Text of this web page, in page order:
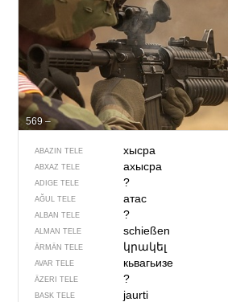
569 –
ABAZIN TELE хысра
ABXAZ TELE ахысра
ADIGE TELE ?
AĞUL TELE атас
ALBAN TELE ?
ALMAN TELE schießen
ÄRMÄN TELE կրակել
AVAR TELE кьвагьизе
ÄZERI TELE ?
BASK TELE jaurti